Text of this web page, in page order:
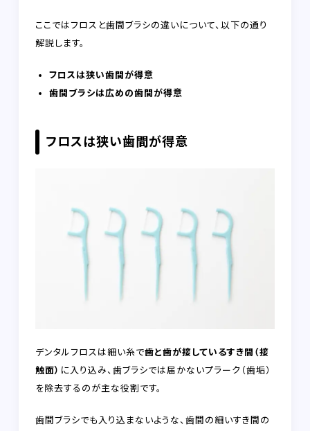
ここではフロスと歯間ブラシの違いについて、以下の通り
解説します。
フロスは狭い歯間が得意
歯間ブラシは広めの歯間が得意
フロスは狭い歯間が得意
デンタルフロスは細い糸で歯と歯が接しているすき間（接
触面） に入り込み、歯ブラシでは届かないプラーク（歯垢）
を除去するのが主な役割です。
歯間ブラシでも入り込まないような、歯間の細いすき間の